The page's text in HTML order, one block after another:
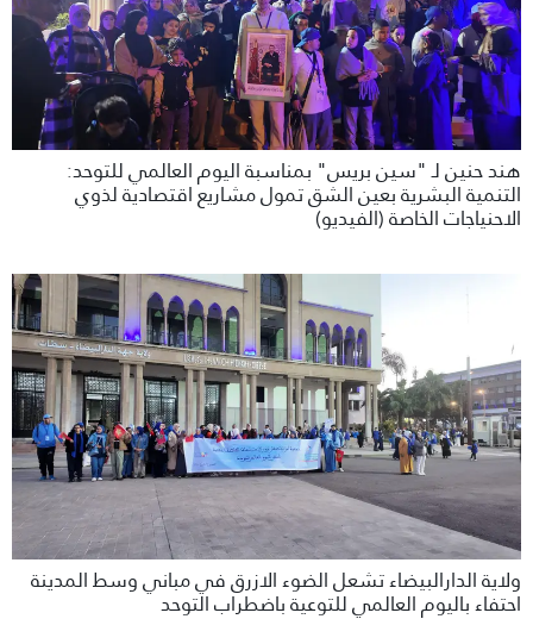
هند حنين لـ "سين بريس" بمناسبة اليوم العالمي للتوحد:
التنمية البشرية بعين الشق تمول مشاريع اقتصادية لذوي
الاحنياجات الخاصة (الفيديو)
ولاية الدارالبيضاء تشعل الضوء الازرق في مباني وسط المدينة
احتفاء باليوم العالمي للتوعية باضطراب التوحد